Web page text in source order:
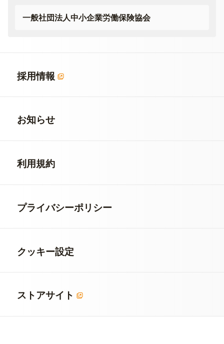
一般社団法人中小企業労働保険協会
採用情報
お知らせ
利用規約
プライバシーポリシー
クッキー設定
ストアサイト